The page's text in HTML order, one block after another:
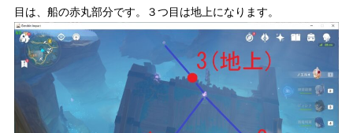
目は、船の赤丸部分です。３つ目は地上になります。